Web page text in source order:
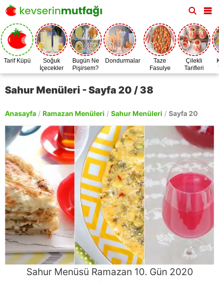
Tarif Küpü
Soğuk
İçecekler
Bugün Ne
Pişirsem?
Dondurmalar
Taze
Fasulye
Zamanı
Çilekli
Tarifleri
Sahur Menüleri - Sayfa 20 / 38
Anasayfa / Ramazan Menüleri / Sahur Menüleri / Sayfa 20
Sahur Menüsü Ramazan 10. Gün 2020